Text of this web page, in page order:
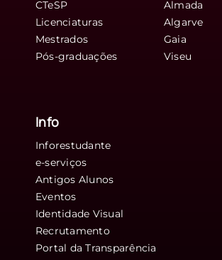
CTeSP
Licenciaturas
Mestrados
Pós-graduações
Almada
Algarve
Gaia
Viseu
Info
Inforestudante
e-serviços
Antigos Alunos
Eventos
Identidade Visual
Recrutamento
Portal da Transparência